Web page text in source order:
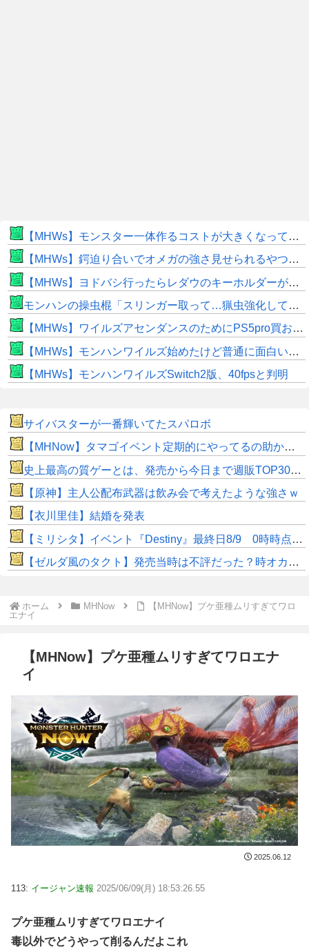
【MHWs】モンスター一体作るコストが大きくなっている昨今でこそ亜種に頼るべきだよな
【MHWs】鍔迫り合いでオメガの強さ見せられるやつ一番すき
【MHWs】ヨドバシ行ったらレダウのキーホルダーが100円で売ってて草
モンハンの操虫棍「スリンガー取って…猟虫強化して…エキス取って… よし、戦うぞ」←これ
【MHWs】ワイルズアセンダンスのためにPS5pro買おうとしたら転売価格ばかりじゃねーか
【MHWs】モンハンワイルズ始めたけど普通に面白いじゃん
【MHWs】モンハンワイルズSwitch2版、40fpsと判明
サイバスターが一番輝いてたスパロボ
【MHNow】タマゴイベント定期的にやってるの助かるよね
史上最高の質ゲーとは、発売から今日まで週販TOP30以内に居るあつ森、スマブラSP、マイクラ、マリカ8DX
【原神】主人公配布武器は飲み会で考えたような強さｗ
【衣川里佳】結婚を発表
【ミリシタ】イベント『Destiny』最終日8/9 0時時点でのポイント、ハイスコアのボーダー
【ゼルダ風のタクト】発売当時は不評だった？時オカから激変したキャラデザに「なんじゃこりゃ」
ホーム MHNow
【MHNow】プケ亜種ムリすぎてワロ
エナイ
【MHNow】プケ亜種ムリすぎてワロエナ
イ
2025.06.12
113: イージャン速報 2025/06/09(月) 18:53:26.55
プケ亜種ムリすぎてワロエナイ
毒以外でどうやって削るんだよこれ